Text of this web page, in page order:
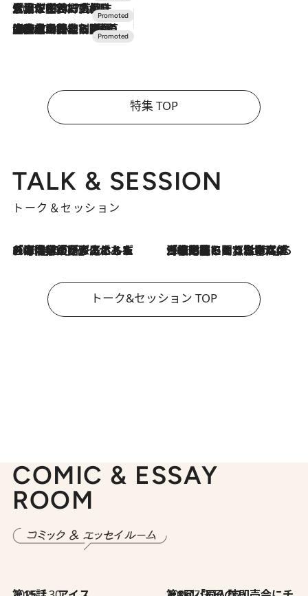
2026.7.17
「土佐和ハーブかき氷」がOMO7高知に登場！生姜、山椒、大葉など目にも舌にも涼を呼ぶ郷土の味
2026.7.10
NEW OPEN！【界 草津】名湯の地に誕生。趣の異なる2種の温泉と上州ならではの会席・蕎麦割烹など美食を味わう究極の癒やし旅
特集 TOP
TALK & SESSION
トーク＆セッション
2026.8.3
「今後値上げがあるとすれば…」「リスクがあるのは今年の冬」エネルギー専門家が語る、ホルムズ海峡封鎖が家庭にもたらす“ある心配” 2026.8.3
「住宅建てられない…」「サーチャージ料の高値が続いている」ホルムズ海峡封鎖による影響はいつまで続く？《エネルギー専門家に聞く“どうなる日本の暮らし”》
トーク&セッション TOP
COMIC & ESSAY
ROOM